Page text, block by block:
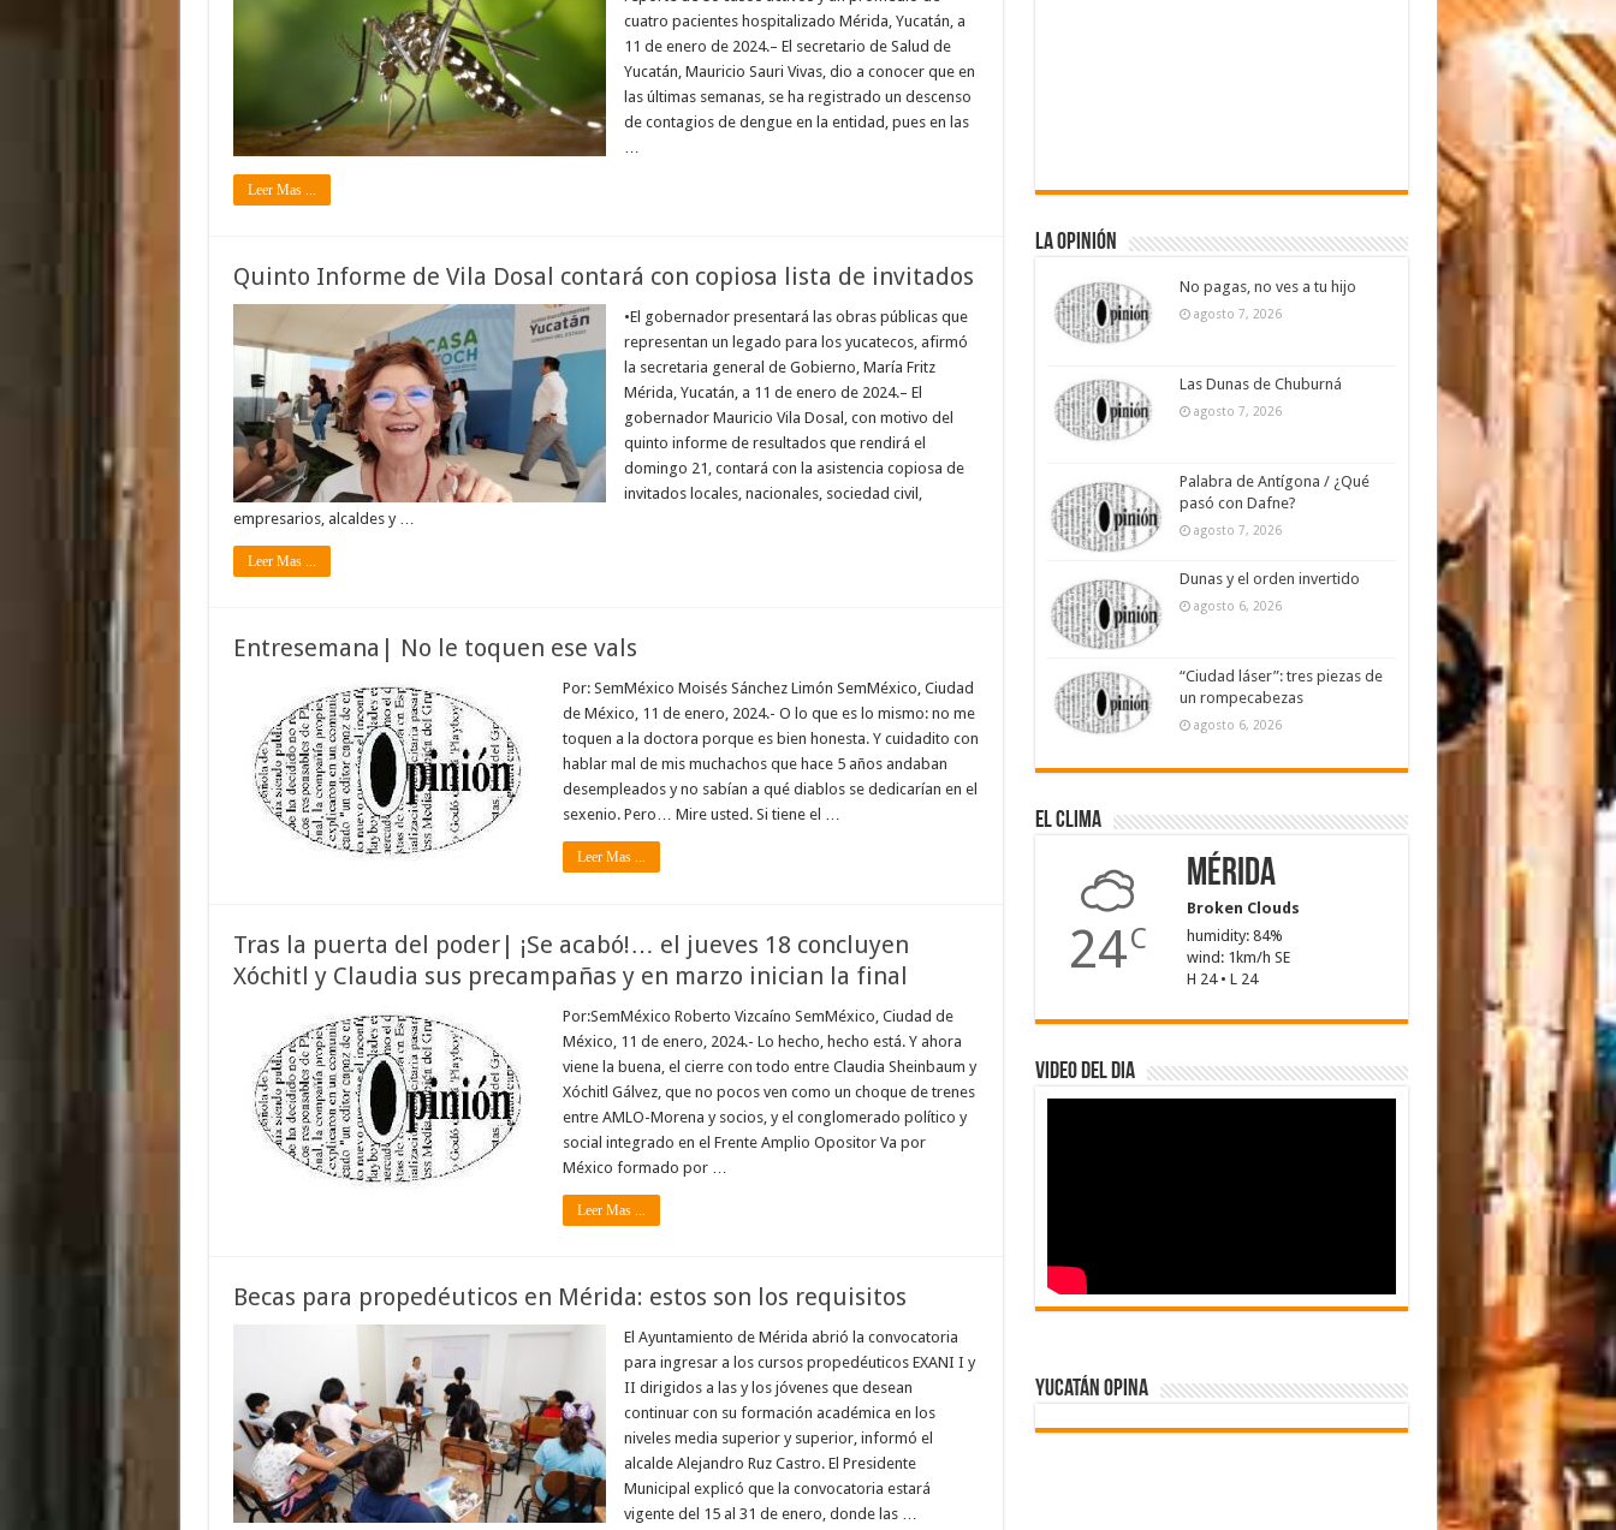
cuatro pacientes hospitalizado Mérida, Yucatán, a
11 de enero de 2024.– El secretario de Salud de
Yucatán, Mauricio Sauri Vivas, dio a conocer que en
las últimas semanas, se ha registrado un descenso
de contagios de dengue en la entidad, pues en las
…
Leer Mas ...
Quinto Informe de Vila Dosal contará con copiosa lista de invitados
•El gobernador presentará las obras públicas que
representan un legado para los yucatecos, afirmó
la secretaria general de Gobierno, María Fritz
Mérida, Yucatán, a 11 de enero de 2024.– El
gobernador Mauricio Vila Dosal, con motivo del
quinto informe de resultados que rendirá el
domingo 21, contará con la asistencia copiosa de
invitados locales, nacionales, sociedad civil,
empresarios, alcaldes y …
Leer Mas ...
Entresemana| No le toquen ese vals
Por: SemMéxico Moisés Sánchez Limón SemMéxico, Ciudad
de México, 11 de enero, 2024.- O lo que es lo mismo: no me
toquen a la doctora porque es bien honesta. Y cuidadito con
hablar mal de mis muchachos que hace 5 años andaban
desempleados y no sabían a qué diablos se dedicarían en el
sexenio. Pero… Mire usted. Si tiene el …
Leer Mas ...
Tras la puerta del poder| ¡Se acabó!… el jueves 18 concluyen
Xóchitl y Claudia sus precampañas y en marzo inician la final
Por:SemMéxico Roberto Vizcaíno SemMéxico, Ciudad de
México, 11 de enero, 2024.- Lo hecho, hecho está. Y ahora
viene la buena, el cierre con todo entre Claudia Sheinbaum y
Xóchitl Gálvez, que no pocos ven como un choque de trenes
entre AMLO-Morena y socios, y el conglomerado político y
social integrado en el Frente Amplio Opositor Va por
México formado por …
Leer Mas ...
Becas para propedéuticos en Mérida: estos son los requisitos
El Ayuntamiento de Mérida abrió la convocatoria
para ingresar a los cursos propedéuticos EXANI I y
II dirigidos a las y los jóvenes que desean
continuar con su formación académica en los
niveles media superior y superior, informó el
alcalde Alejandro Ruz Castro. El Presidente
Municipal explicó que la convocatoria estará
vigente del 15 al 31 de enero, donde las …
La Opinión
No pagas, no ves a tu hijo
agosto 7, 2026
Las Dunas de Chuburná
agosto 7, 2026
Palabra de Antígona / ¿Qué
pasó con Dafne?
agosto 7, 2026
Dunas y el orden invertido
agosto 6, 2026
“Ciudad láser”: tres piezas de
un rompecabezas
agosto 6, 2026
El Clima
24C
Mérida
Broken Clouds
humidity: 84%
wind: 1km/h SE
H 24 • L 24
Video del dia
Yucatán Opina